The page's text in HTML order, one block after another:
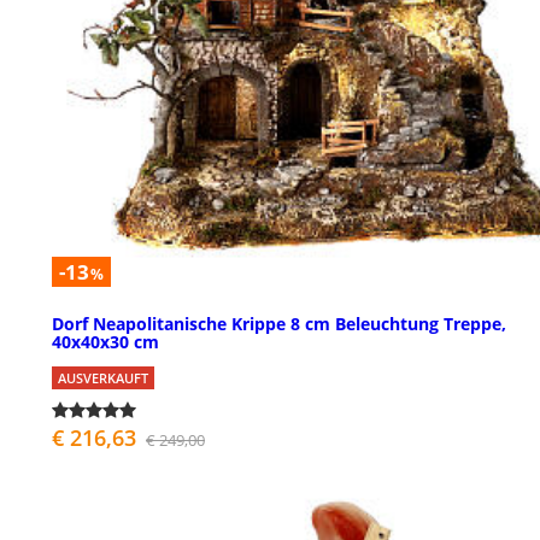
-13%
Dorf Neapolitanische Krippe 8 cm Beleuchtung Treppe,
40x40x30 cm
AUSVERKAUFT
€ 216,63 € 249,00